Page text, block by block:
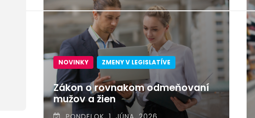
NOVINKY ZMENY V LEGISLATÍVE
Zákon o rovnakom odmeňovaní
mužov a žien